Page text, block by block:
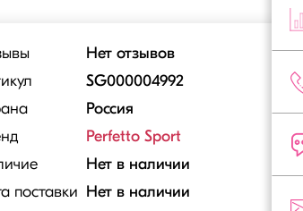
Нет отзывов
SG000004992
Россия
Perfetto Sport
Нет в наличии
поставки Нет в наличии